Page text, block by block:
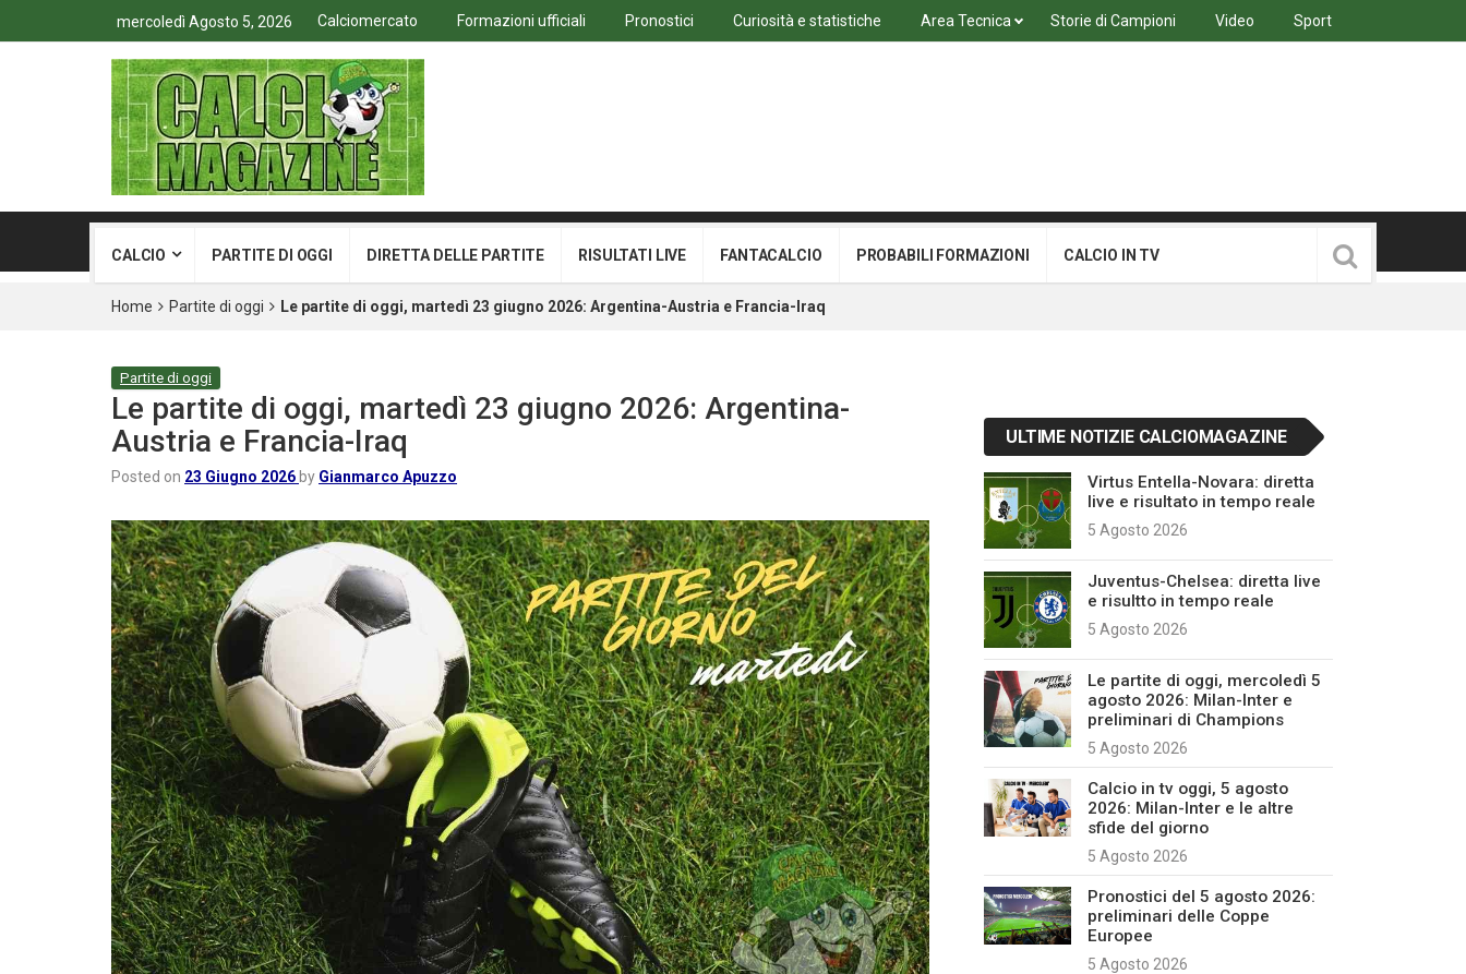
mercoledì Agosto 5, 2026 Calciomercato Formazioni ufficiali Pronostici Curiosità e statistiche Area Tecnica Storie di Campioni Video Sport
CALCIO PARTITE DI OGGI DIRETTA DELLE PARTITE RISULTATI LIVE FANTACALCIO PROBABILI FORMAZIONI CALCIO IN TV
Home Partite di oggi Le partite di oggi, martedì 23 giugno 2026: Argentina-Austria e Francia-Iraq
Partite di oggi
Le partite di oggi, martedì 23 giugno 2026: Argentina-
Austria e Francia-Iraq
Posted on 23 Giugno 2026 by Gianmarco Apuzzo
ULTIME NOTIZIE CALCIOMAGAZINE
Virtus Entella-Novara: diretta
live e risultato in tempo reale
5 Agosto 2026
Juventus-Chelsea: diretta live
e risultto in tempo reale
5 Agosto 2026
Le partite di oggi, mercoledì 5
agosto 2026: Milan-Inter e
preliminari di Champions
5 Agosto 2026
Calcio in tv oggi, 5 agosto
2026: Milan-Inter e le altre
sfide del giorno
5 Agosto 2026
Pronostici del 5 agosto 2026:
preliminari delle Coppe
Europee
5 Agosto 2026